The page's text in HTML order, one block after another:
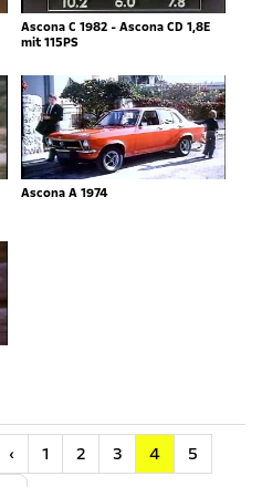
Ascona C 1982 - Ascona CD 1,8E
mit 115PS
Ascona A 1974
‹Vorherige
1 2 3 4
5